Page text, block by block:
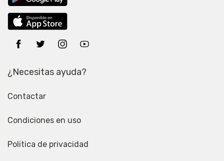
¿Necesitas ayuda?
Contactar
Condiciones en uso
Politica de privacidad